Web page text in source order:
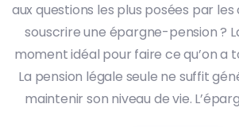
aux questions les plus posées par les
souscrire une épargne-pension ?
moment idéal pour faire ce qu’on a
La pension légale seule ne suffit
maintenir son niveau de vie.